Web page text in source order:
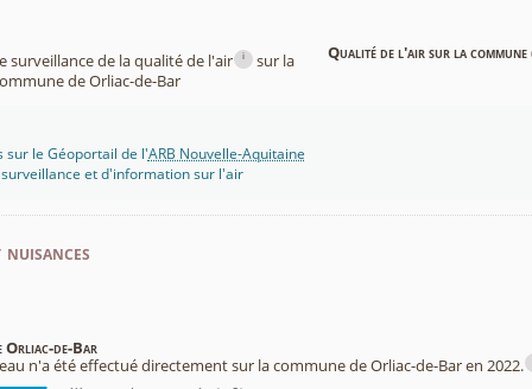
surveillance de la qualité de l'air i
sur la
de Orliac-de-Bar
Qualité de l'air sur la commune
sur le Géoportail de l'ARB Nouvelle-Aquitaine
surveillance et d'information sur l'air
Orliac-de-Bar
n'a été effectué directement sur la commune de Orliac-de-Bar en 2022.